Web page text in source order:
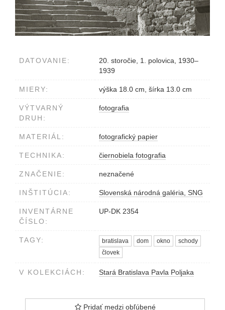
DATOVANIE:
20. storočie, 1. polovica, 1930–
1939
MIERY: výška 18.0 cm, šírka 13.0 cm
VÝTVARNÝ
DRUH:
fotografia
MATERIÁL: fotografický papier
TECHNIKA: čiernobiela fotografia
ZNAČENIE: neznačené
INŠTITÚCIA: Slovenská národná galéria, SNG
INVENTÁRNE
ČÍSLO:
UP-DK 2354
TAGY: bratislava dom okno
schody
človek
V KOLEKCIÁCH: Stará Bratislava Pavla Poljaka
Pridať medzi obľúbené